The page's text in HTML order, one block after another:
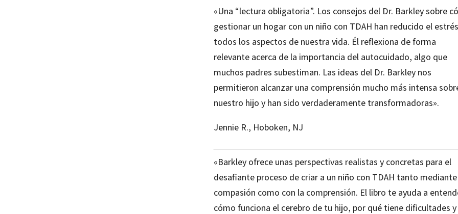
«Una “lectura obligatoria”. Los consejos del Dr. Barkley sobre
gestionar un hogar con un niño con TDAH han reducido el
todos los aspectos de nuestra vida. Él reflexiona de forma
relevante acerca de la importancia del autocuidado, algo que
muchos padres subestiman. Las ideas del Dr. Barkley nos
permitieron alcanzar una comprensión mucho más intensa
nuestro hijo y han sido verdaderamente transformadoras».
Jennie R., Hoboken, NJ
«Barkley ofrece unas perspectivas realistas y concretas para el
desafiante proceso de criar a un niño con TDAH tanto
compasión como con la comprensión. El libro te ayuda a
cómo funciona el cerebro de tu hijo, por qué tiene dificultades y